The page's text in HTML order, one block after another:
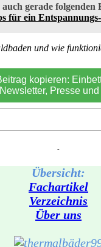
auch gerade folgenden
für ein
und wie
kopieren:
Newsletter, Presse und
-
Übersicht:
Fachartikel
Verzeichnis
Über uns